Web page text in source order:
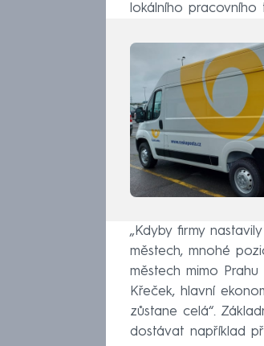
lokálního pracovního
„Kdyby firmy
městech, mnohé
městech mimo
Křeček, hlavní
zůstane celá“.
dostávat například